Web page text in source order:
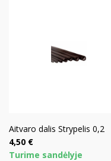
Aitvaro dalis Strypelis 0,2
Kaina
4,50 €
Turime sandėlyje